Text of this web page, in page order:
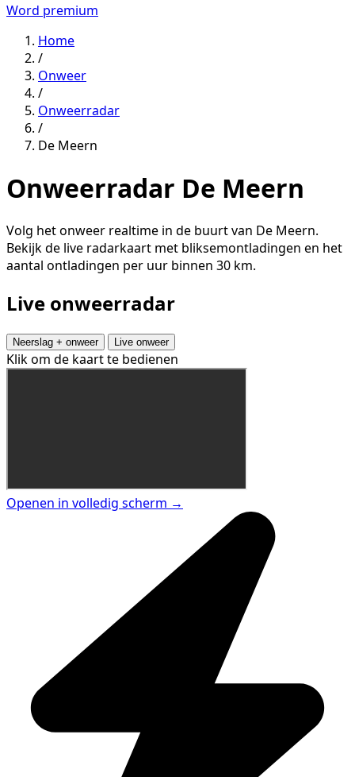
Word premium
Home
/
Onweer
/
Onweerradar
/
De Meern
Onweerradar De Meern
Volg het onweer realtime in de buurt van De Meern.
Bekijk de live radarkaart met bliksemontladingen en het
aantal ontladingen per uur binnen 30 km.
Live onweerradar
Neerslag + onweer Live onweer
Klik om de kaart te bedienen
Openen in volledig scherm →